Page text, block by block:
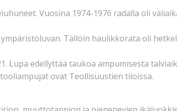
Vuosina 1974-1976 radalla oli
Tällöin haulikkorata oli
Lupa edellyttää taukoa ampumisesta
ovat Teollisuustien tiloissa.